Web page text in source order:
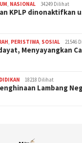
, NASIONAL 34249 Dilihat
KPLP dinonaktifkan
, PERISTIWA, SOSIAL 21546
Menyayangkan
18218 Dilihat
Lambang